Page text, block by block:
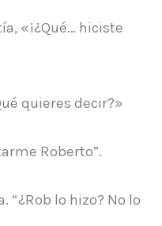
«¡¿Qué… hiciste
quieres decir?»
Roberto”.
“¿Rob lo hizo? No lo